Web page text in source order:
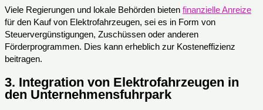
Viele Regierungen und lokale Behörden bieten finanzielle Anreize
für den Kauf von Elektrofahrzeugen, sei es in Form von
Steuervergünstigungen, Zuschüssen oder anderen
Förderprogrammen. Dies kann erheblich zur Kosteneffizienz
beitragen.
3. Integration von Elektrofahrzeugen in
den Unternehmensfuhrpark